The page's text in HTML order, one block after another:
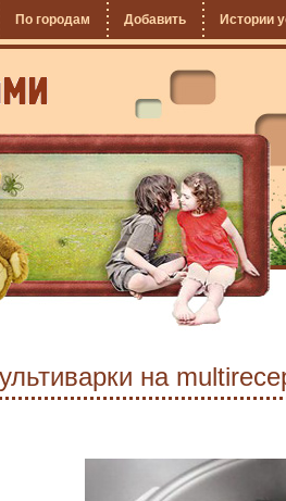
По городам Добавить Истории
на